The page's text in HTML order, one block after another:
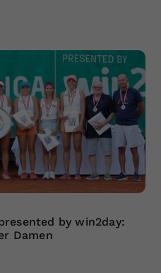
by win2day:
Damen